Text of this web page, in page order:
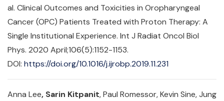
al. Clinical Outcomes and Toxicities in Oropharyngeal
Cancer (OPC) Patients Treated with Proton Therapy: A
Single Institutional Experience. Int J Radiat Oncol Biol
Phys. 2020 April;106(5):1152-1153.
DOI: https://doi.org/10.1016/j.ijrobp.2019.11.231
Anna Lee, Sarin Kitpanit, Paul Romessor, Kevin Sine, Jung